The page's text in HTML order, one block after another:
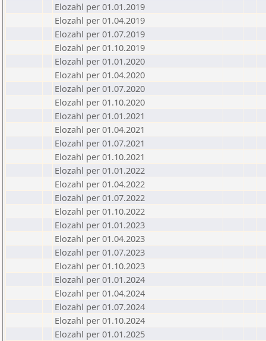
Elozahl per 01.01.2019
Elozahl per 01.04.2019
Elozahl per 01.07.2019
Elozahl per 01.10.2019
Elozahl per 01.01.2020
Elozahl per 01.04.2020
Elozahl per 01.07.2020
Elozahl per 01.10.2020
Elozahl per 01.01.2021
Elozahl per 01.04.2021
Elozahl per 01.07.2021
Elozahl per 01.10.2021
Elozahl per 01.01.2022
Elozahl per 01.04.2022
Elozahl per 01.07.2022
Elozahl per 01.10.2022
Elozahl per 01.01.2023
Elozahl per 01.04.2023
Elozahl per 01.07.2023
Elozahl per 01.10.2023
Elozahl per 01.01.2024
Elozahl per 01.04.2024
Elozahl per 01.07.2024
Elozahl per 01.10.2024
Elozahl per 01.01.2025